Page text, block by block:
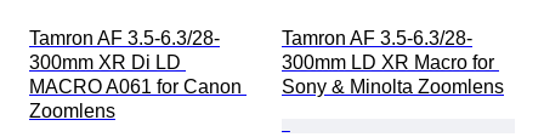
Tamron AF 3.5-6.3/28-
300mm XR Di LD
MACRO A061 for Canon
Zoomlens
Tamron AF 3.5-6.3/28-
300mm LD XR Macro for
Sony & Minolta Zoomlens